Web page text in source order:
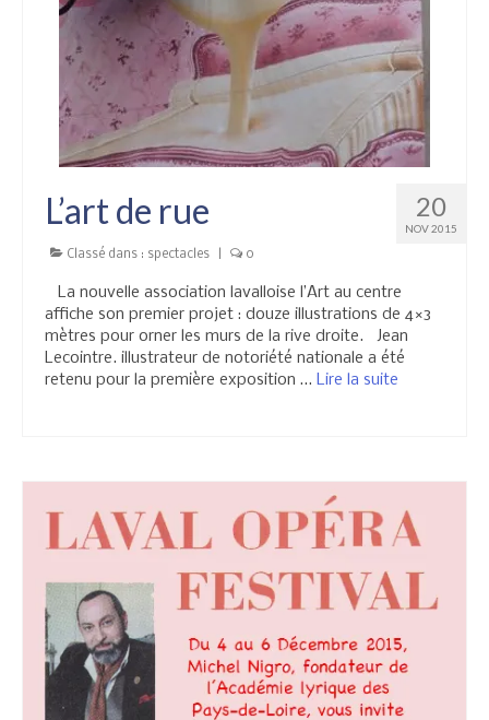
20
NOV 2015
L’art de rue
Classé dans : spectacles 0
La nouvelle association lavalloise l’Art au centre
affiche son premier projet : douze illustrations de 4×3
mètres pour orner les murs de la rive droite. Jean
Lecointre. illustrateur de notoriété nationale a été
retenu pour la première exposition … Lire la suite­­